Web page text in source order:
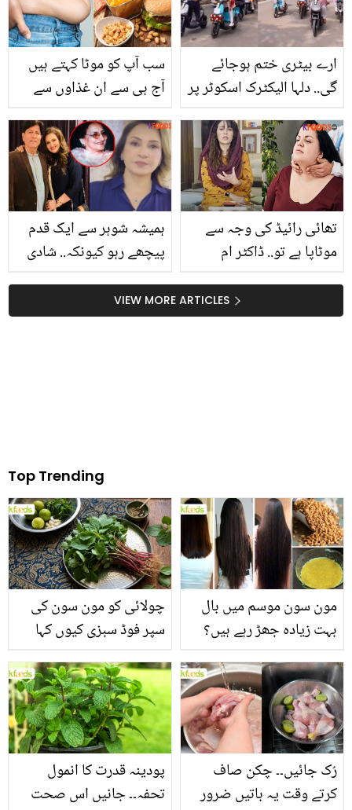
دوران کیا واقعہ پیش آیا؟
آسانی سے
سب آپ کو موٹا کہتے ہیں
آج ہی سے ان غذاوں سے
ارے بیٹری ختم ہوجائے
گی.. دلہا الیکٹرک اسکوٹر پر
دلچسپ ویڈیو
ہمیشہ شوہر سے ایک قدم
پیچھے رہو کیونکہ.. شادی
نصیحت کی تھی؟ بیٹیوں
کی تربیت کے حوالے سے
تھائی رائیڈ کی وجہ سے
موٹاپا ہے تو.. ڈاکٹر ام
ٹوٹکے جو تھائی رائیڈ کی
بیماری میں مفید ہیں
VIEW MORE ARTICLES
Top Trending
چولائی کو مون سون کی
سپر فوڈ سبزی کیوں کہا
منرلز اور اینٹی آکسیڈنٹس
سے بھرپور اس سبزی کے
فائدے
مون سون موسم میں بال
بہت زیادہ جھڑ رہے ہیں؟
بنانے کے چند قدرتی طریقے
پودینہ قدرت کا انمول
تحفہ۔۔ جانیں اس صحت
رُک جائیں۔۔ چکن صاف
کرتے وقت یہ باتیں ضرور